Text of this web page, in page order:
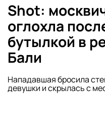
Shot:
оглохла
бутылкой в
Бали
Нападавшая бросила
девушки и скрылась с